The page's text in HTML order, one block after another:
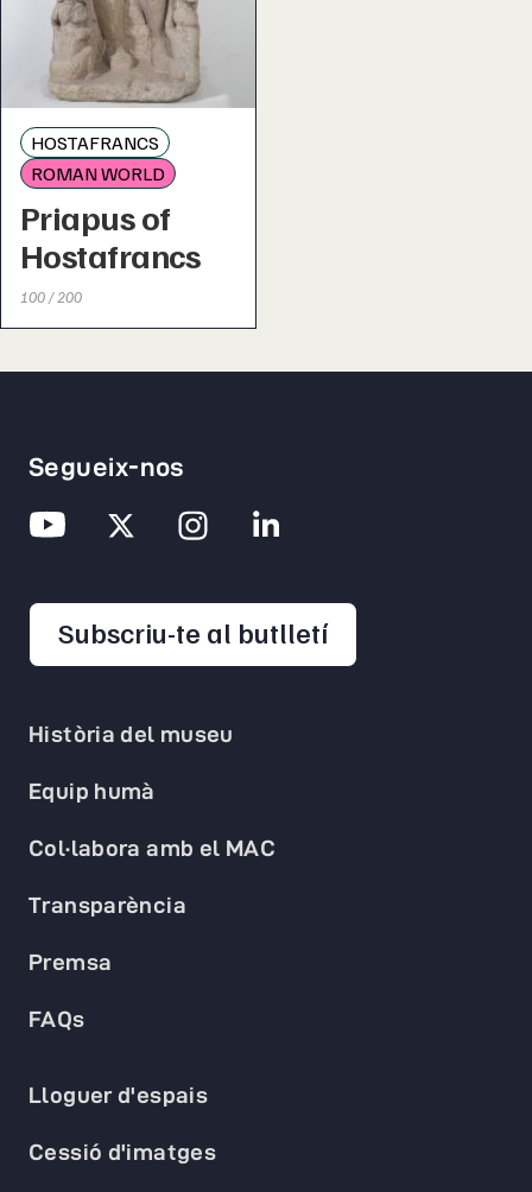
HOSTAFRANCS
ROMAN WORLD
Priapus of
Hostafrancs
100 / 200
Història del museu
Equip humà
Col·labora amb el MAC
Transparència
Premsa
FAQs
Lloguer d'espais
Cessió d'imatges
Segueix-nos
Subscriu-te al butlletíopens in a new